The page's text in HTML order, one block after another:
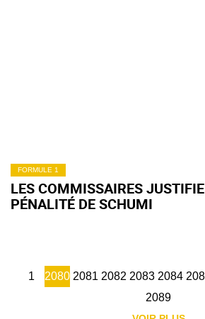
FORMULE 1
LES COMMISSAIRES
PÉNALITÉ DE SCHUMI
1 2080 2081 2082 2083 2084
2089